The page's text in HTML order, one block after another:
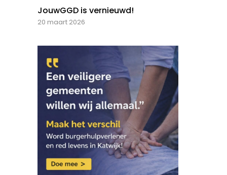
JouwGGD is vernieuwd!
20 maart 2026